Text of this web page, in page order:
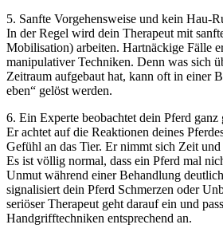
5. Sanfte Vorgehensweise und kein Hau-
In der Regel wird dein Therapeut mit
Mobilisation) arbeiten. Hartnäckige Fälle
manipulativer Techniken. Denn was sich
Zeitraum aufgebaut hat, kann oft in einer
eben“ gelöst werden.
6. Ein Experte beobachtet dein Pferd ganz
Er achtet auf die Reaktionen deines
Gefühl an das Tier. Er nimmt sich Zeit
Es ist völlig normal, dass ein Pferd mal
Unmut während einer Behandlung
signalisiert dein Pferd Schmerzen oder
seriöser Therapeut geht darauf ein und
Handgrifftechniken entsprechend an.